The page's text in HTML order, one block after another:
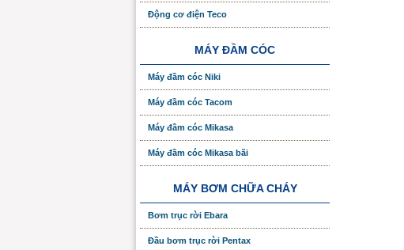
Động cơ điện Teco
MÁY ĐẦM CÓC
Máy đầm cóc Niki
Máy đầm cóc Tacom
Máy đầm cóc Mikasa
Máy đầm cóc Mikasa bãi
MÁY BƠM CHỮA CHÁY
Bơm trục rời Ebara
Đầu bơm trục rời Pentax